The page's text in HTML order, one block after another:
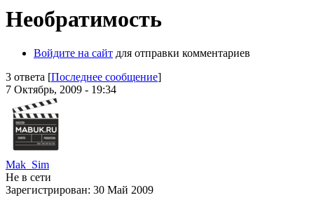
Необратимость
Войдите на сайт для отправки комментариев
3 ответа [Последнее сообщение]
7 Октябрь, 2009 - 19:34
Mak_Sim
Не в сети
Зарегистрирован: 30 Май 2009